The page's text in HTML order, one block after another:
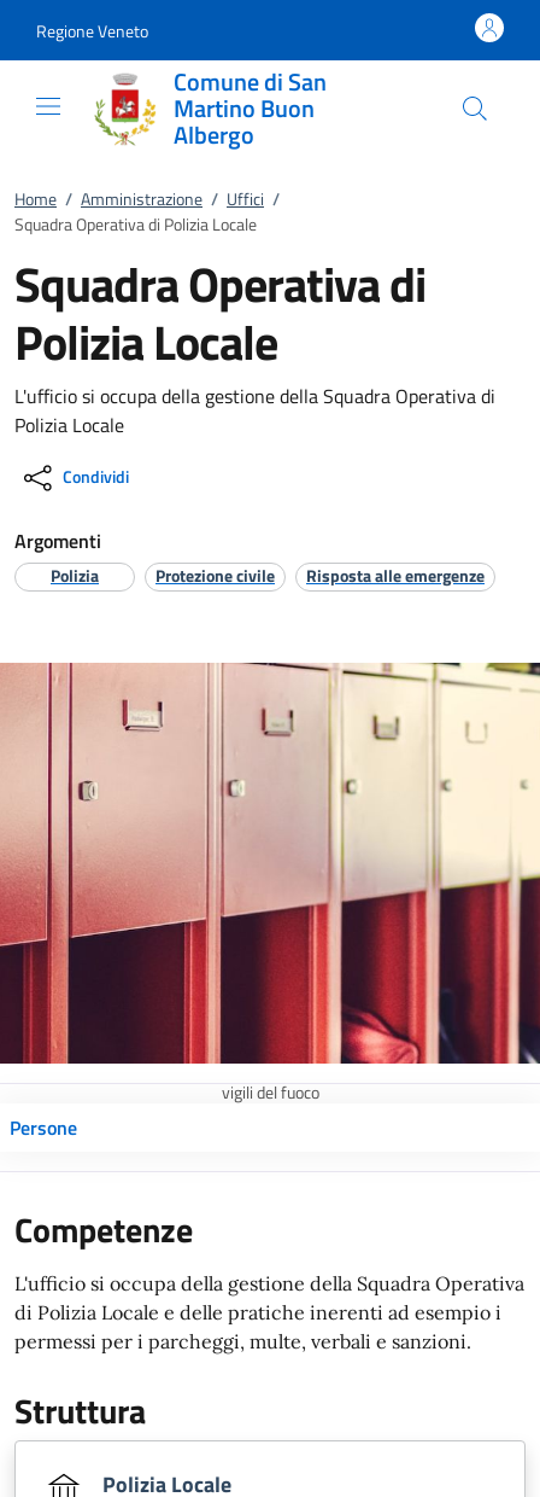
Regione Veneto
Comune di San
Martino Buon
Albergo
Home / Amministrazione / Uffici /
Squadra Operativa di Polizia Locale
Squadra Operativa di
Polizia Locale
L'ufficio si occupa della gestione della Squadra Operativa di
Polizia Locale
Condividi
Argomenti
Polizia Protezione civile Risposta alle emergenze
vigili del fuoco
Persone
Competenze
L'ufficio si occupa della gestione della Squadra Operativa
di Polizia Locale e delle pratiche inerenti ad esempio i
permessi per i parcheggi, multe, verbali e sanzioni.
Struttura
Polizia Locale